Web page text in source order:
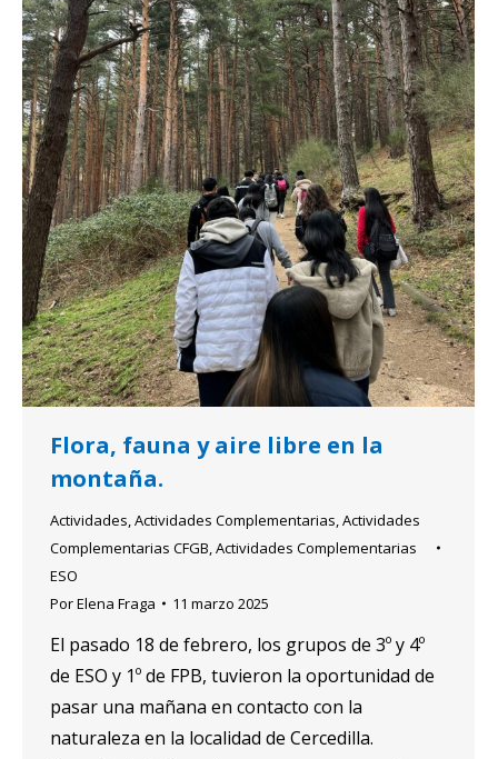
Flora, fauna y aire libre en la
montaña.
Actividades,Actividades Complementarias,Actividades
Complementarias CFGB,Actividades Complementarias
ESO
PorElena Fraga 11 marzo 2025
El pasado 18 de febrero, los grupos de 3º y 4º
de ESO y 1º de FPB, tuvieron la oportunidad de
pasar una mañana en contacto con la
naturaleza en la localidad de Cercedilla.